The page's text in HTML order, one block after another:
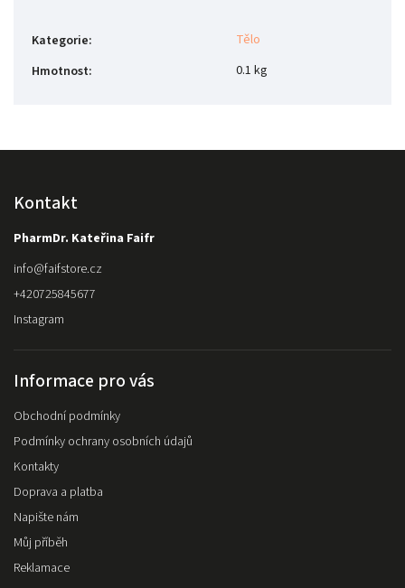
Kategorie:
Tělo
Hmotnost: 0.1 kg
Kontakt
PharmDr. Kateřina Faifr
info@faifstore.cz
+420725845677
Instagram
Informace pro vás
Obchodní podmínky
Podmínky ochrany osobních údajů
Kontakty
Doprava a platba
Napište nám
Můj příběh
Reklamace